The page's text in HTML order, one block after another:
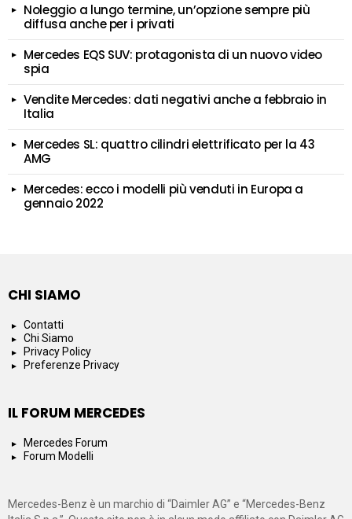
Noleggio a lungo termine, un’opzione sempre più
diffusa anche per i privati
Mercedes EQS SUV: protagonista di un nuovo video
spia
Vendite Mercedes: dati negativi anche a febbraio in
Italia
Mercedes SL: quattro cilindri elettrificato per la 43
AMG
Mercedes: ecco i modelli più venduti in Europa a
gennaio 2022
CHI SIAMO
Contatti
Chi Siamo
Privacy Policy
Preferenze Privacy
IL FORUM MERCEDES
Mercedes Forum
Forum Modelli
Mercedes-Benz è un marchio di “Daimler AG” e “Mercedes-Benz